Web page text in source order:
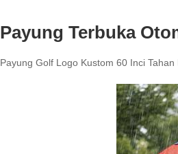
Payung Terbuka
Payung Golf Logo Kustom 60 Inci